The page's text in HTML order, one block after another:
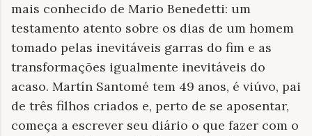
mais conhecido de Mario Benedetti: um
testamento atento sobre os dias de um homem
tomado pelas inevitáveis garras do fim e as
transformações igualmente inevitáveis do
acaso. Martín Santomé tem 49 anos, é viúvo, pai
de três filhos criados e, perto de se aposentar,
começa a escrever seu diário o que fazer com o